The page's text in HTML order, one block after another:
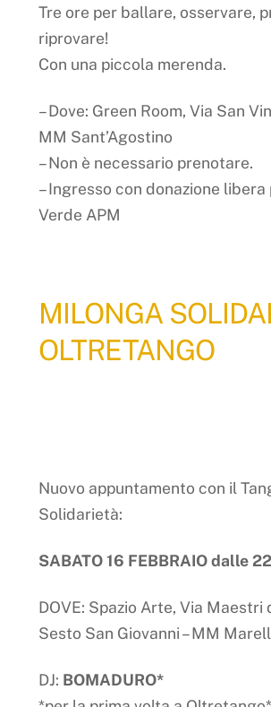
Tre ore per ballare, osservare,
riprovare!
Con una piccola merenda.
– Dove: Green Room, Via San
MM Sant’Agostino
– Non è necessario prenotare.
– Ingresso con donazione libera
Verde APM
MILONGA
OLTRETANGO
Nuovo appuntamento con il
Solidarietà:
SABATO 16 FEBBRAIO dalle
DOVE: Spazio Arte, Via Maestri
Sesto San Giovanni – MM
DJ: BOMADURO*